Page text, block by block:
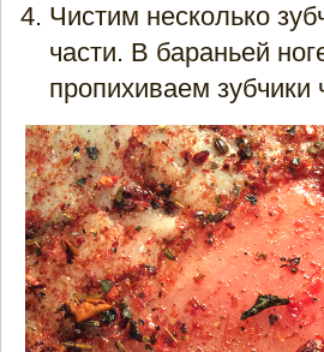
Чистим несколько
части. В бараньей
пропихиваем зубчики